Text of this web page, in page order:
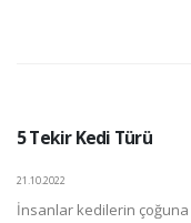
5 Tekir Kedi Türü
21.10.2022
İnsanlar kedilerin